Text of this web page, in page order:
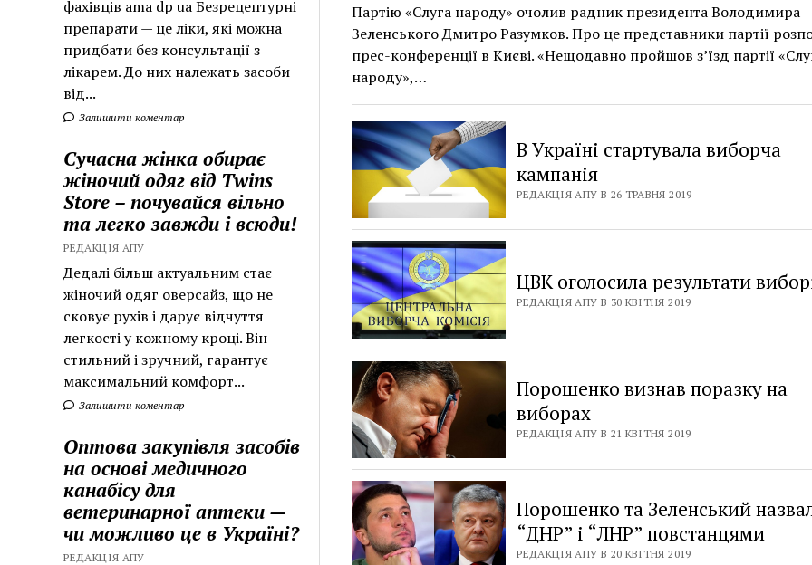
фахівців ama dp ua Безрецептурні
препарати — це ліки, які можна
придбати без консультації з
лікарем. До них належать засоби
від...
Залишити коментар
Сучасна жінка обирає
жіночий одяг від Twins
Store – почувайся вільно
та легко завжди і всюди!
РЕДАКЦІЯ АПУ
Дедалі більш актуальним стає
жіночий одяг оверсайз, що не
сковує рухів і дарує відчуття
легкості у кожному кроці. Він
стильний і зручний, гарантує
максимальний комфорт...
Залишити коментар
Оптова закупівля засобів
на основі медичного
канабісу для
ветеринарної аптеки —
чи можливо це в Україні?
РЕДАКЦІЯ АПУ
Партію «Слуга народу» очолив радник президента Володимира
Зеленського Дмитро Разумков. Про це представники партії
прес-конференції в Києві. «Нещодавно пройшов з’їзд партії
народу»,…
В Україні стартувала виборча
кампанія
РЕДАКЦІЯ АПУ В 26 ТРАВНЯ 2019
ЦВК оголосила результати
РЕДАКЦІЯ АПУ В 30 КВІТНЯ 2019
Порошенко визнав поразку на
виборах
РЕДАКЦІЯ АПУ В 21 КВІТНЯ 2019
Порошенко та Зеленський
“ДНР” і “ЛНР” повстанцями
РЕДАКЦІЯ АПУ В 20 КВІТНЯ 2019